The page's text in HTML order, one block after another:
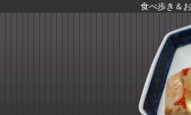
食べ歩き＆